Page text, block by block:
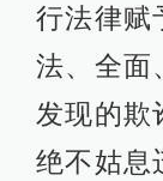
行法律赋
法、全面
发现的欺
绝不姑息